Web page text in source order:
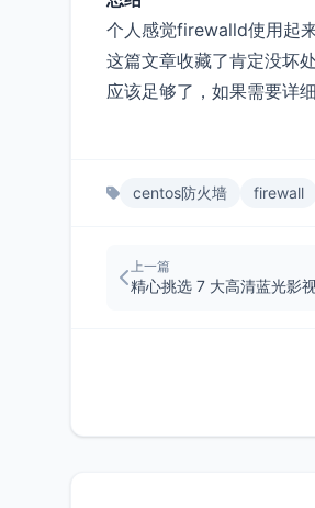
个人感觉firewalld使用起
这篇文章收藏了肯定没坏
应该足够了，如果需要详
centos防火墙 firewall
上一篇
精心挑选 7 大高清蓝光影